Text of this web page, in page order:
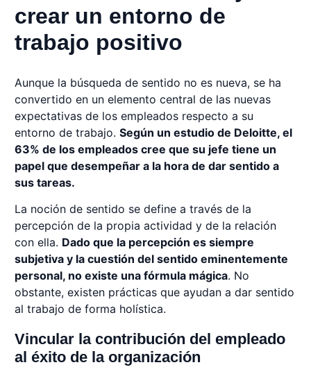
crear un entorno de
trabajo positivo
Aunque la búsqueda de sentido no es nueva, se ha
convertido en un elemento central de las nuevas
expectativas de los empleados respecto a su
entorno de trabajo. Según un estudio de Deloitte, el
63% de los empleados cree que su jefe tiene un
papel que desempeñar a la hora de dar sentido a
sus tareas.
La noción de sentido se define a través de la
percepción de la propia actividad y de la relación
con ella. Dado que la percepción es siempre
subjetiva y la cuestión del sentido eminentemente
personal, no existe una fórmula mágica. No
obstante, existen prácticas que ayudan a dar sentido
al trabajo de forma holística.
Vincular la contribución del empleado
al éxito de la organización